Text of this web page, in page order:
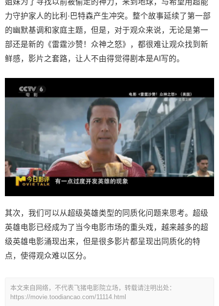
姐妹为了寻找以前被偷走的神力，来到地球，与希望用超能
力守护家人的比利·巴特森产生冲突。整个故事延续了第一部
的幽默基调和家庭主题，但是，对于观众来说，无论是第一
部还是新的《雷霆沙赞！众神之怒》，都很难让观众找到新
鲜感，影片之套路，让人不由得觉得剧本是AI写的。
其次，我们可以从超级英雄类型的同质化问题来思考。超级
英雄电影已经成为了当今电影市场的重头戏，越来越多的超
级英雄电影涌现出来，但是很多影片都呈现出同质化的特
点，使得观众难以区分。
本文来自网络，不代表飞猪电影院立场，转载请注明出处：
https://movie.toodiancao.com/11114.html